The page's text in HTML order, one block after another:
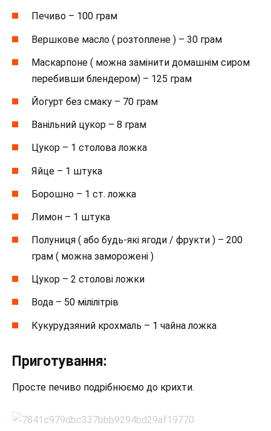
Печиво – 100 грам
Вершкове масло ( розтоплене ) – 30 грам
Маскарпоне ( можна замінити домашнім сиром
перебивши блендером) – 125 грам
Йогурт без смаку – 70 грам
Ванільний цукор – 8 грам
Цукор – 1 столова ложка
Яйце – 1 штука
Борошно – 1 ст. ложка
Лимон – 1 штука
Полуниця ( або будь-які ягоди / фрукти ) – 200
грам ( можна заморожені )
Цукор – 2 столові ложки
Вода – 50 мілілітрів
Кукурудзяний крохмаль – 1 чайна ложка
Приготування:
Просте печиво подрібнюємо до крихти.